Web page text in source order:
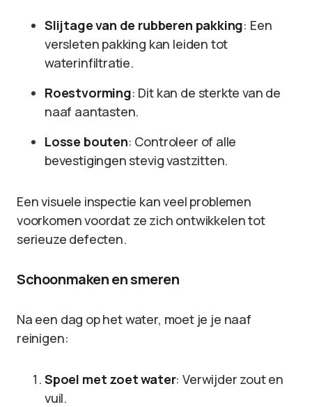
Slijtage van de rubberen pakking: Een
versleten pakking kan leiden tot
waterinfiltratie.
Roestvorming: Dit kan de sterkte van de
naaf aantasten.
Losse bouten: Controleer of alle
bevestigingen stevig vastzitten.
Een visuele inspectie kan veel problemen
voorkomen voordat ze zich ontwikkelen tot
serieuze defecten.
Schoonmaken en smeren
Na een dag op het water, moet je je naaf
reinigen:
Spoel met zoet water: Verwijder zout en
vuil.